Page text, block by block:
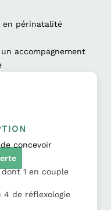
en périnatalité
accompagnement
concevoir
1 en couple
4 de réflexologie